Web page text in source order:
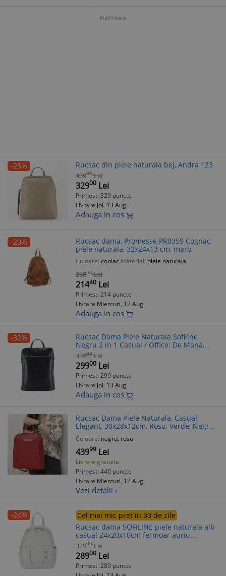
Publicitate
-25% Rucsac din piele naturala bej, Andra 123
43900 Lei
32900 Lei
Primesti 329 puncte
Livrare Joi, 13 Aug
Adauga in cos
-20%
Rucsac dama, Promesse PR0359 Cognac,
piele naturala, 32x24x13 cm, maro
Culoare: coniac Material: piele naturala
26800 Lei
21440 Lei
Primesti 214 puncte
Livrare Miercuri, 12 Aug
Adauga in cos
-32%
Rucsac Dama Piele Naturala Sofiline
Negru 2 in 1 Casual / Office: De Mana,
Umar, Crossbody. Detalii Metalice Aurii
43900 Lei
29900 Lei
Primesti 299 puncte
Livrare Joi, 13 Aug
Adauga in cos
Rucsac Dama Piele Naturala, Casual
Elegant, 30x28x12cm, Rosu, Verde, Negru,
Crem, Alb - Fabricat in Italia
Culoare: negru, rosu
43999 Lei
Livrare gratuita
Primesti 440 puncte
Livrare Miercuri, 12 Aug
Vezi detalii ›
-24%
Cel mai mic pret in 30 de zile
Rucsac dama SOFILINE piele naturala alb
casual 24x20x10cm fermoar auriu
ajustabil interior exterior
37900 Lei
28900 Lei
Primesti 289 puncte